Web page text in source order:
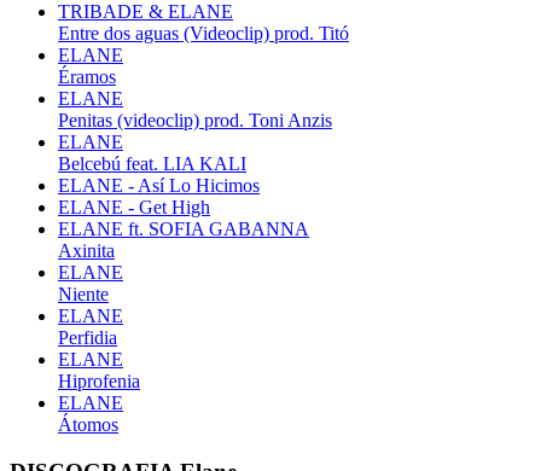
TRIBADE & ELANE
Entre dos aguas (Videoclip) prod. Titó
ELANE
Éramos
ELANE
Penitas (videoclip) prod. Toni Anzis
ELANE
Belcebú feat. LIA KALI
ELANE - Así Lo Hicimos
ELANE - Get High
ELANE ft. SOFIA GABANNA
Axinita
ELANE
Niente
ELANE
Perfidia
ELANE
Hiprofenia
ELANE
Átomos